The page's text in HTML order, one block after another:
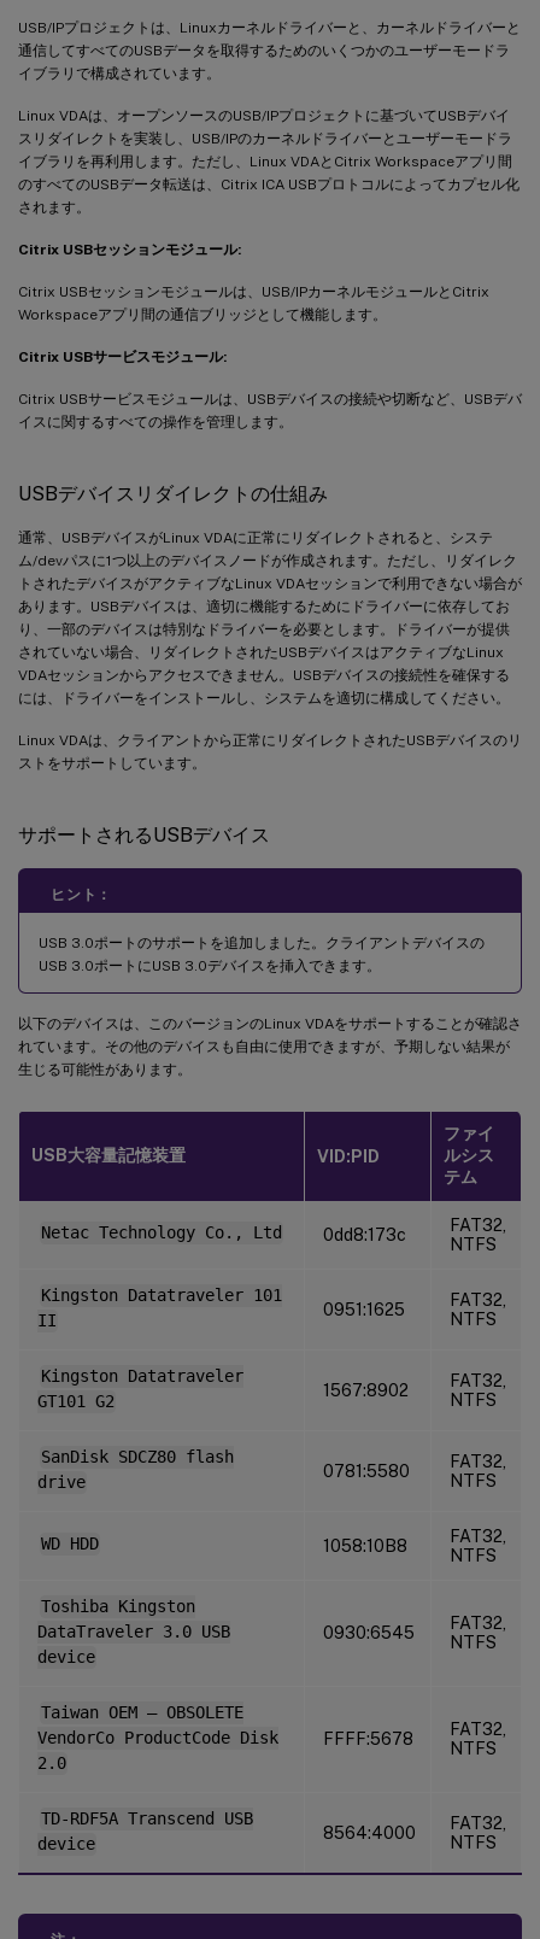
USB/IPプロジェクトは、Linuxカーネルドライバーと、カーネルドライバーと
通信してすべてのUSBデータを取得するためのいくつかのユーザーモードラ
イブラリで構成されています。
Linux VDAは、オープンソースのUSB/IPプロジェクトに基づいてUSBデバイ
スリダイレクトを実装し、USB/IPのカーネルドライバーとユーザーモードラ
イブラリを再利用します。ただし、Linux VDAとCitrix Workspaceアプリ間
のすべてのUSBデータ転送は、Citrix ICA USBプロトコルによってカプセル化
されます。
Citrix USBセッションモジュール:
Citrix USBセッションモジュールは、USB/IPカーネルモジュールとCitrix
Workspaceアプリ間の通信ブリッジとして機能します。
Citrix USBサービスモジュール:
Citrix USBサービスモジュールは、USBデバイスの接続や切断など、USBデバ
イスに関するすべての操作を管理します。
USBデバイスリダイレクトの仕組み
通常、USBデバイスがLinux VDAに正常にリダイレクトされると、システ
ム/devパスに1つ以上のデバイスノードが作成されます。ただし、リダイレク
トされたデバイスがアクティブなLinux VDAセッションで利用できない場合が
あります。USBデバイスは、適切に機能するためにドライバーに依存してお
り、一部のデバイスは特別なドライバーを必要とします。ドライバーが提供
されていない場合、リダイレクトされたUSBデバイスはアクティブなLinux
VDAセッションからアクセスできません。USBデバイスの接続性を確保する
には、ドライバーをインストールし、システムを適切に構成してください。
Linux VDAは、クライアントから正常にリダイレクトされたUSBデバイスのリ
ストをサポートしています。
サポートされるUSBデバイス
ヒント：
USB 3.0ポートのサポートを追加しました。クライアントデバイスの
USB 3.0ポートにUSB 3.0デバイスを挿入できます。
以下のデバイスは、このバージョンのLinux VDAをサポートすることが確認さ
れています。その他のデバイスも自由に使用できますが、予期しない結果が
生じる可能性があります。
USB大容量記憶装置 VID:PID
ファイ
ルシス
テム
Netac Technology Co., Ltd 0dd8:173c
FAT32,
NTFS
Kingston Datatraveler 101
II
0951:1625
FAT32,
NTFS
Kingston Datatraveler
GT101 G2
1567:8902
FAT32,
NTFS
SanDisk SDCZ80 flash
drive
0781:5580
FAT32,
NTFS
WD HDD 1058:10B8
FAT32,
NTFS
Toshiba Kingston
DataTraveler 3.0 USB
device
0930:6545
FAT32,
NTFS
Taiwan OEM – OBSOLETE
VendorCo ProductCode Disk
2.0
FFFF:5678
FAT32,
NTFS
TD-RDF5A Transcend USB
device
8564:4000
FAT32,
NTFS